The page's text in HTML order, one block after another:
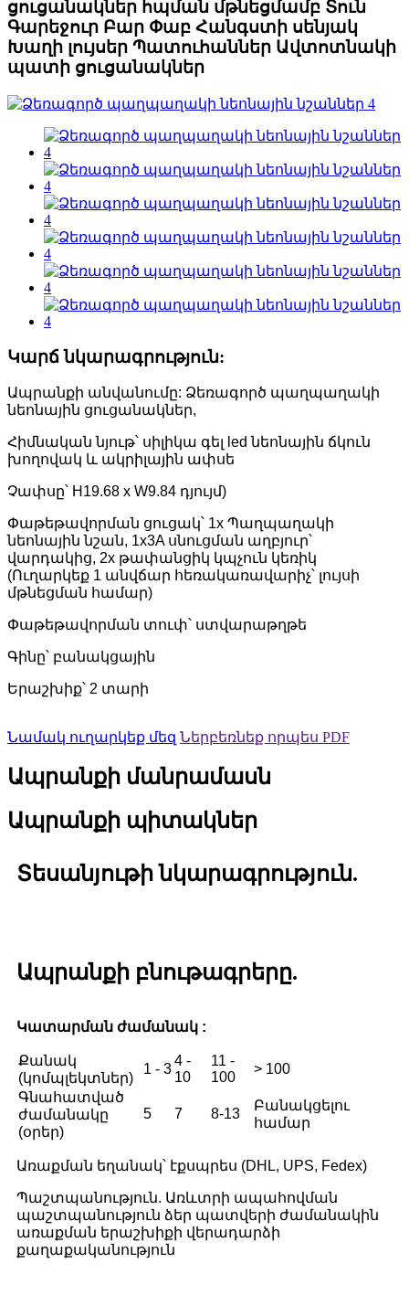
ցուցանակներ հպման մթնեցմամբ Տուն
Գարեջուր Բար Փաբ Հանգստի սենյակ
Խաղի լույսեր Պատուհաններ Ավտոտնակի
պատի ցուցանակներ
Կարճ նկարագրություն:
Ապրանքի անվանումը: Ձեռագործ պաղպաղակի
նեոնային ցուցանակներ,
Հիմնական նյութ՝ սիլիկա գել led նեոնային ճկուն
խողովակ և ակրիլային ափսե
Չափսը՝ H19.68 x W9.84 դյույմ)
Փաթեթավորման ցուցակ՝ 1x Պաղպաղակի
նեոնային նշան, 1x3A սնուցման աղբյուր՝
վարդակից, 2x թափանցիկ կպչուն կեռիկ
(Ուղարկեք 1 անվճար հեռակառավարիչ՝ լույսի
մթնեցման համար)
Փաթեթավորման տուփ՝ ստվարաթղթե
Գինը՝ բանակցային
Երաշխիք՝ 2 տարի
Նամակ ուղարկեք մեզ Ներբեռնեք որպես PDF
Ապրանքի մանրամասն
Ապրանքի պիտակներ
Տեսանյութի նկարագրություն.
Ապրանքի բնութագրերը.
Կատարման ժամանակ :
Քանակ
(կոմպլեկտներ)
1 - 3
4 -
10
11 -
100
> 100
Գնահատված
ժամանակը
(օրեր)
5 7 8-13
Բանակցելու
համար
Առաքման եղանակ՝ էքսպրես (DHL, UPS, Fedex)
Պաշտպանություն. Առևտրի ապահովման
պաշտպանություն ձեր պատվերի ժամանակին
առաքման երաշխիքի վերադարձի
քաղաքականություն